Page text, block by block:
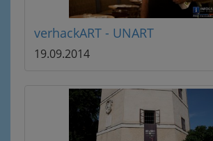
verhackART - UNART
19.09.2014